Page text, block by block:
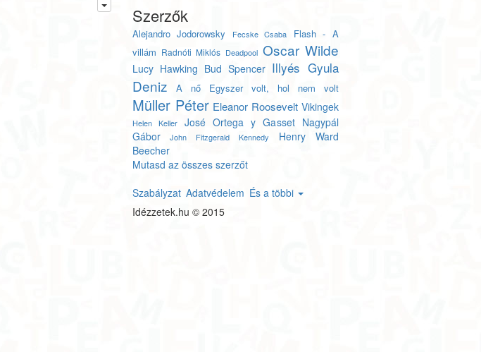
Szerzők
Alejandro Jodorowsky Fecske Csaba
Flash - A
villám Radnóti Miklós Deadpool Oscar Wilde
Lucy Hawking Bud Spencer Illyés Gyula
Deniz A nő Egyszer volt, hol nem volt
Müller Péter Eleanor Roosevelt Vikingek
Helen Keller José Ortega y Gasset Nagypál
Gábor
John Fitzgerald Kennedy
Henry Ward
Beecher
Mutasd az összes szerzőt
Szabályzat Adatvédelem És a többi
Idézzetek.hu © 2015